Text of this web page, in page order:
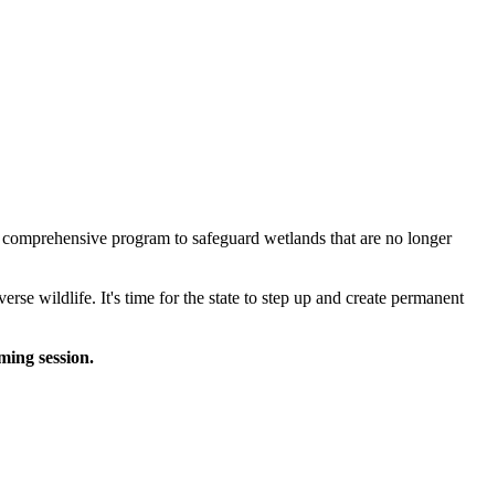
program to safeguard wetlands that are no longer
wildlife. It's time for the state to step up and create permanent
session.